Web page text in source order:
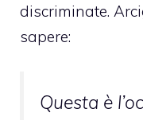
discriminate.
sapere:
Questa è